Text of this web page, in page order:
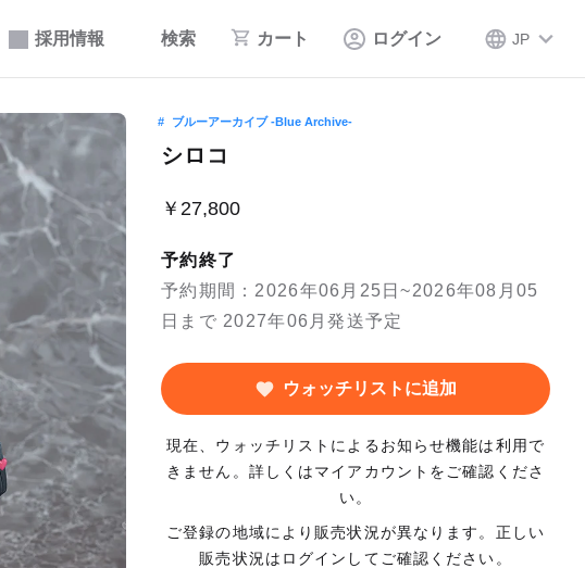
採用情報 検索 カート ログイン JP
ブルーアーカイブ -Blue Archive-
シロコ
￥27,800
予約終了
予約期間：2026年06月25日~2026年08月05
日まで 2027年06月発送予定
ウォッチリストに追加
現在、ウォッチリストによるお知らせ機能は利用で
きません。詳しくはマイアカウントをご確認くださ
い。
ご登録の地域により販売状況が異なります。正しい
販売状況はログインしてご確認ください。